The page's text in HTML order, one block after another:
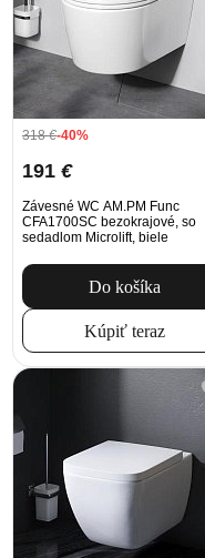
318€-40%
191 €
Závesné WC AM.PM Func
CFA1700SC bezokrajové, so
sedadlom Microlift, biele
Do košíka
Kúpiť teraz